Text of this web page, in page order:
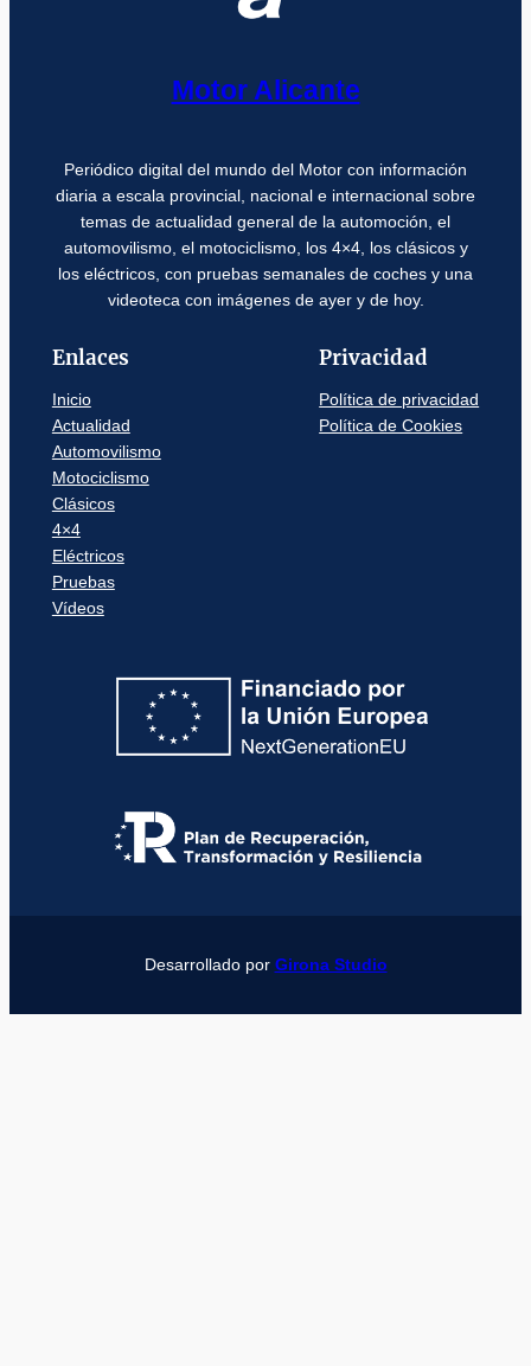
Motor Alicante
Periódico digital del mundo del Motor con información
diaria a escala provincial, nacional e internacional sobre
temas de actualidad general de la automoción, el
automovilismo, el motociclismo, los 4×4, los clásicos y
los eléctricos, con pruebas semanales de coches y una
videoteca con imágenes de ayer y de hoy.
Enlaces
Inicio
Actualidad
Automovilismo
Motociclismo
Clásicos
4×4
Eléctricos
Pruebas
Vídeos
Privacidad
Política de privacidad
Política de Cookies
Desarrollado por Girona Studio